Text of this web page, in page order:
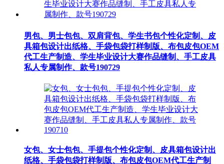
男包、男士包包、双肩背包、学生书包个性化定制、皮
具箱包设计出纸格、手袋包袋打样制版、布包皮包OEM
代工生产制造、学生毕业设计大赛作品缝制、手工皮具
私人专属制作、款号190729
女包、女士包包、手提包个性化定制、皮具箱包设计出
纸格、手袋包袋打样制版、布包皮包OEM代工生产制